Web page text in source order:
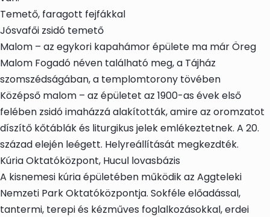
Temető, faragott fejfákkal
Jósvafői zsidó temető
Malom – az egykori kapahámor épülete ma már Öreg
Malom Fogadó néven található meg, a Tájház
szomszédságában, a templomtorony tövében
Középső malom – az épületet az 1900-as évek első
felében zsidó imaházzá alakították, amire az oromzatot
díszítő kőtáblák és liturgikus jelek emlékeztetnek. A 20.
század elején leégett. Helyreállítását megkezdték.
Kúria Oktatóközpont, Hucul lovasbázis
A kisnemesi kúria épületében működik az Aggteleki
Nemzeti Park Oktatóközpontja. Sokféle előadással,
tantermi, terepi és kézműves foglalkozásokkal, erdei